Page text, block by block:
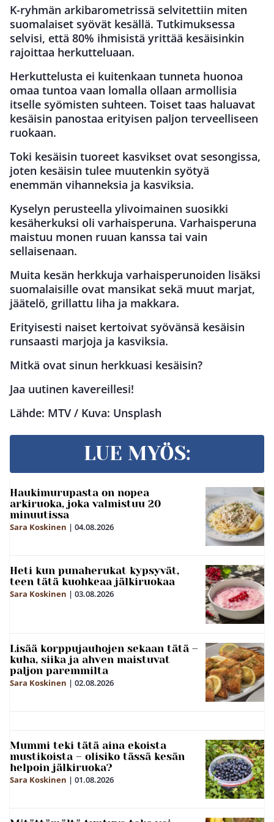
K-ryhmän arkibarometrissä selvitettiin miten
suomalaiset syövät kesällä. Tutkimuksessa
selvisi, että 80% ihmisistä yrittää kesäisinkin
rajoittaa herkutteluaan.
Herkuttelusta ei kuitenkaan tunneta huonoa
omaa tuntoa vaan lomalla ollaan armollisia
itselle syömisten suhteen. Toiset taas haluavat
kesäisin panostaa erityisen paljon terveelliseen
ruokaan.
Toki kesäisin tuoreet kasvikset ovat sesongissa,
joten kesäisin tulee muutenkin syötyä
enemmän vihanneksia ja kasviksia.
Kyselyn perusteella ylivoimainen suosikki
kesäherkuksi oli varhaisperuna. Varhaisperuna
maistuu monen ruuan kanssa tai vain
sellaisenaan.
Muita kesän herkkuja varhaisperunoiden lisäksi
suomalaisille ovat mansikat sekä muut marjat,
jäätelö, grillattu liha ja makkara.
Erityisesti naiset kertoivat syövänsä kesäisin
runsaasti marjoja ja kasviksia.
Mitkä ovat sinun herkkuasi kesäisin?
Jaa uutinen kavereillesi!
Lähde: MTV / Kuva: Unsplash
LUE MYÖS:
Haukimurupasta on nopea
arkiruoka, joka valmistuu 20
minuutissa
Sara Koskinen | 04.08.2026
Heti kun punaherukat kypsyvät,
teen tätä kuohkeaa jälkiruokaa
Sara Koskinen | 03.08.2026
Lisää korppujauhojen sekaan tätä –
kuha, siika ja ahven maistuvat
paljon paremmilta
Sara Koskinen | 02.08.2026
Mummi teki tätä aina ekoista
mustikoista – olisiko tässä kesän
helpoin jälkiruoka?
Sara Koskinen | 01.08.2026